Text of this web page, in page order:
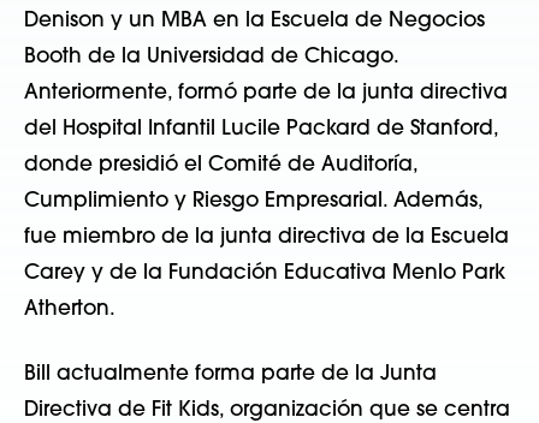
Denison y un MBA en la Escuela de Negocios
Booth de la Universidad de Chicago.
Anteriormente, formó parte de la junta directiva
del Hospital Infantil Lucile Packard de Stanford,
donde presidió el Comité de Auditoría,
Cumplimiento y Riesgo Empresarial. Además,
fue miembro de la junta directiva de la Escuela
Carey y de la Fundación Educativa Menlo Park
Atherton.
Bill actualmente forma parte de la Junta
Directiva de Fit Kids, organización que se centra